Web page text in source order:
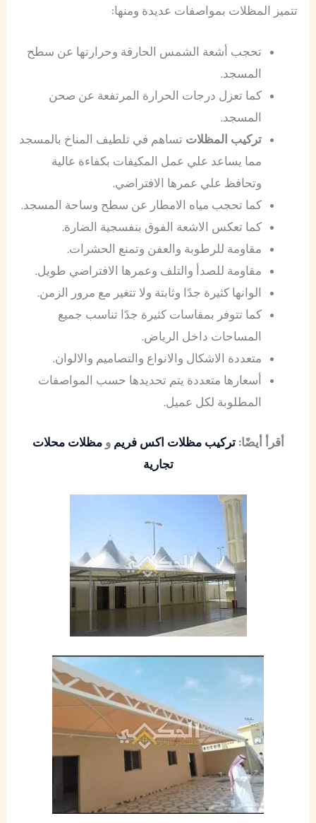
تتميز المظلات بمواصفات عديدة ومنها:
تحجب أشعة الشمس الحارقة وحرارتها عن سطح
المسجد.
كما تعزل درجات الحرارة المرتفعة عن صحن
المسجد.
تركيب المظلات تساهم في تلطيف المناخ بالمسجد
مما يساعد علي عمل المكيفات بكفاءة عالية
وتحافظ علي عمرها الافتراضي.
كما تحجب مياه الامطار عن سطح وساحة المسجد.
كما تعكس الاشعة الفوق بنفسجية الضارة.
مقاومة للرطوبة والعفن وتمنع الحشرات.
مقاومة للصدأ والتلف وعمرها الافتراضي طويل.
الوانها كثيرة جدًا وثابتة ولا تتغير مع مرور الزمن.
كما تتوفر بمقاسات كثيرة جدًا تناسب جميع
المساحات داخل الرياض.
متعددة الاشكال والانواع والتصاميم والالوان.
أسعارها متعددة يتم تحديدها حسب المواصفات
المطلوبة لكل عميل.
أقرأ أيضًا:تركيب مظلات اكس فريم ومظلات محلات
تجارية